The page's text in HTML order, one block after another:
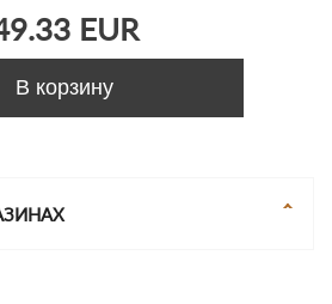
EUR
В корзину